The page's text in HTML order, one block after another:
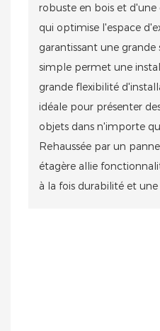
robuste en bois et
qui optimise l'espace
garantissant une
simple permet une
grande flexibilité
idéale pour présenter
objets dans n'importe
Rehaussée par un
étagère allie
à la fois durabilité et